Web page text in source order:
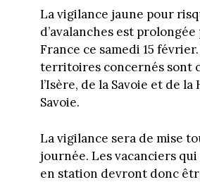
La vigilance jaune pour
d’avalanches est
France ce samedi 15
territoires concernés sont
l’Isère, de la Savoie et de la
Savoie.
La vigilance sera de mise
journée. Les vacanciers
en station devront donc